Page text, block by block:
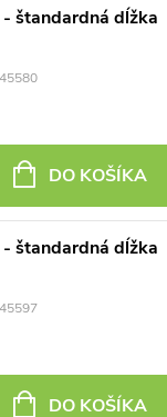
štandardná dĺžka
DO KOŠÍKA
štandardná dĺžka
DO KOŠÍKA